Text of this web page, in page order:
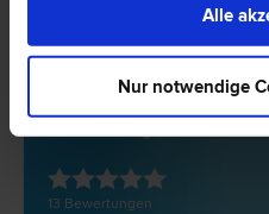
Alle
Nur notwendige
Aigner
Liegenschafts- und
4061 Pasching
Kramlehnerweg 1a
13 Bewertungen